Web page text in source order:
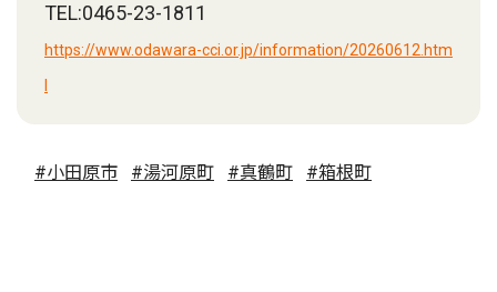
TEL:0465-23-1811
https://www.odawara-cci.or.jp/information/20260612.htm
#小田原市 #湯河原町 #真鶴町 #箱根町